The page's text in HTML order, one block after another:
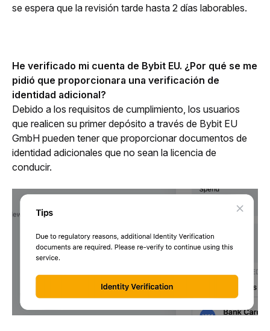
se espera que la revisión tarde hasta 2 días laborables.
He verificado mi cuenta de Bybit EU. ¿Por qué se me
pidió que proporcionara una verificación de
identidad adicional?
Debido a los requisitos de cumplimiento, los usuarios
que realicen su primer depósito a través de Bybit EU
GmbH pueden tener que proporcionar documentos de
identidad adicionales que no sean la licencia de
conducir.